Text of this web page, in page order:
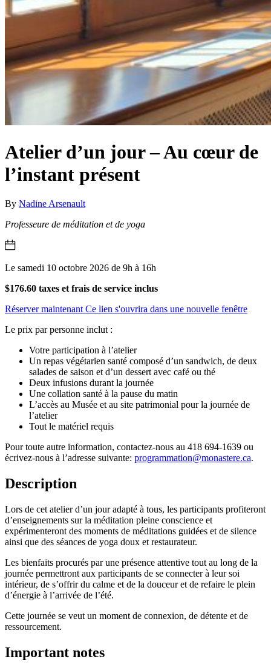
Atelier d’un jour – Au cœur de
l’instant présent
By Nadine Arsenault
Professeure de méditation et de yoga
Le samedi 10 octobre 2026 de 9h à 16h
$176.60 taxes et frais de service inclus
Réserver maintenant Ce lien s'ouvrira dans une nouvelle fenêtre
Le prix par personne inclut :
Votre participation à l’atelier
Un repas végétarien santé composé d’un sandwich, de deux
salades de saison et d’un dessert avec café ou thé
Deux infusions durant la journée
Une collation santé à la pause du matin
L’accès au Musée et au site patrimonial pour la journée de
l’atelier
Tout le matériel requis
Pour toute autre information, contactez-nous au 418 694-1639 ou
écrivez-nous à l’adresse suivante: programmation@monastere.ca.
Description
Lors de cet atelier d’un jour adapté à tous, les participants profiteront
d’enseignements sur la méditation pleine conscience et
expérimenteront des moments de méditations guidées et de silence
ainsi que des séances de yoga doux et restaurateur.
Les bienfaits procurés par une présence attentive tout au long de la
journée permettront aux participants de se connecter à leur soi
intérieur, de s’offrir du calme et de la douceur et de refaire le plein
d’énergie à l’arrivée de l’été.
Cette journée se veut un moment de connexion, de détente et de
ressourcement.
Important notes